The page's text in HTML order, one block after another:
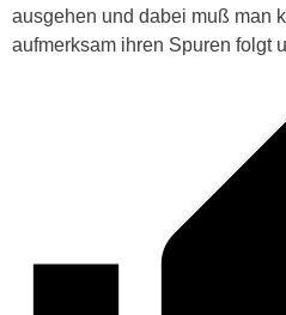
ausgehen und dabei muß man
aufmerksam ihren Spuren folgt